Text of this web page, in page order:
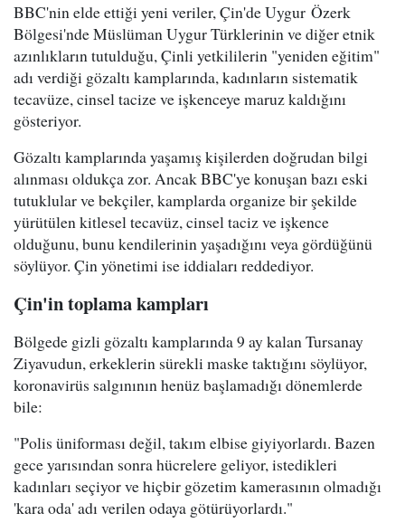
BBC'nin elde ettiği yeni veriler, Çin'de Uygur Özerk
Bölgesi'nde Müslüman Uygur Türklerinin ve diğer etnik
azınlıkların tutulduğu, Çinli yetkililerin "yeniden eğitim"
adı verdiği gözaltı kamplarında, kadınların sistematik
tecavüze, cinsel tacize ve işkenceye maruz kaldığını
gösteriyor.
Gözaltı kamplarında yaşamış kişilerden doğrudan bilgi
alınması oldukça zor. Ancak BBC'ye konuşan bazı eski
tutuklular ve bekçiler, kamplarda organize bir şekilde
yürütülen kitlesel tecavüz, cinsel taciz ve işkence
olduğunu, bunu kendilerinin yaşadığını veya gördüğünü
söylüyor. Çin yönetimi ise iddiaları reddediyor.
Çin'in toplama kampları
Bölgede gizli gözaltı kamplarında 9 ay kalan Tursanay
Ziyavudun, erkeklerin sürekli maske taktığını söylüyor,
koronavirüs salgınının henüz başlamadığı dönemlerde
bile:
"Polis üniforması değil, takım elbise giyiyorlardı. Bazen
gece yarısından sonra hücrelere geliyor, istedikleri
kadınları seçiyor ve hiçbir gözetim kamerasının olmadığı
'kara oda' adı verilen odaya götürüyorlardı."